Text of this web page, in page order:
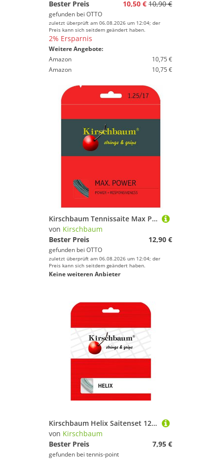
Bester Preis
10,50 € 10,90 €
gefunden bei OTTO
zuletzt überprüft am 06.08.2026 um 12:04; der
Preis kann sich seitdem geändert haben.
2% Ersparnis
Weitere Angebote:
Amazon
10,75 €
Amazon
10,75 €
Kirschbaum Tennissaite Max Power (Haltbarkeit+Power) anthrazit 12m Set, Saitendicke: 1.30
von Kirschbaum
Bester Preis
12,90 €
gefunden bei OTTO
zuletzt überprüft am 06.08.2026 um 12:04; der
Preis kann sich seitdem geändert haben.
Keine weiteren Anbieter
Kirschbaum Helix Saitenset 12m - Weiß
von Kirschbaum
Bester Preis
7,95 €
gefunden bei tennis-point